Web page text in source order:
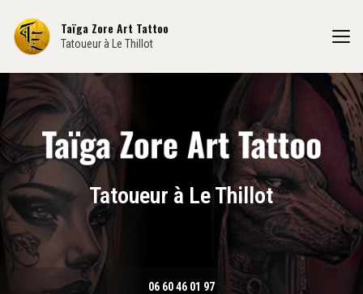
contenu
principal
Taïga Zore Art Tattoo
Tatoueur à Le Thillot
Tatoueur à Le Thillot
06 60 46 01 97